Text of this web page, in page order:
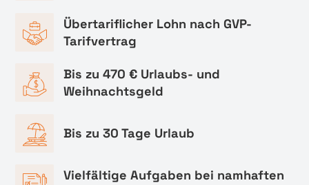
Übertariflicher Lohn nach GVP-
Tarifvertrag
Bis zu 470 € Urlaubs- und
Weihnachtsgeld
Bis zu 30 Tage Urlaub
Vielfältige Aufgaben bei namhaften